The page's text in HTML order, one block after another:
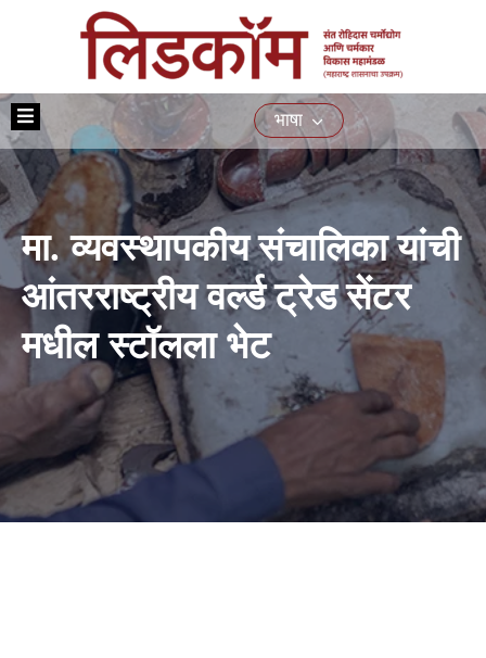
मुख्यपृष्ठ
आमच्या
बद्दल
योजना
प्रशिक्षण
नागरिकांसाठीच्या
सेवा
ई-
निविदा
मिडिया
संपर्क
खरेदी
भाषा
मा. व्यवस्थापकीय संचालिका यांची
आंतरराष्ट्रीय वर्ल्ड ट्रेड सेंटर
मधील स्टॉलला भेट